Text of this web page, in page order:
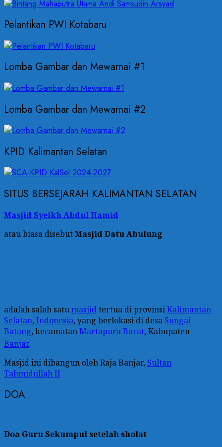
Pelantikan PWI Kotabaru
Lomba Gambar dan Mewarnai #1
Lomba Gambar dan Mewarnai #2
KPID Kalimantan Selatan
SITUS BERSEJARAH KALIMANTAN SELATAN
Masjid Syeikh Abdul Hamid
atau biasa disebutMasjid Datu Abulung
adalah salah satumasjidtertua di provinsiKalimantan
Selatan, Indonesia, yang berlokasi di desa Sungai
Batang, kecamatanMartapura Barat, Kabupaten
Banjar.
Masjid ini dibangun oleh Raja Banjar, Sultan
Tahmidullah II
DOA
Doa Guru Sekumpul setelah sholat